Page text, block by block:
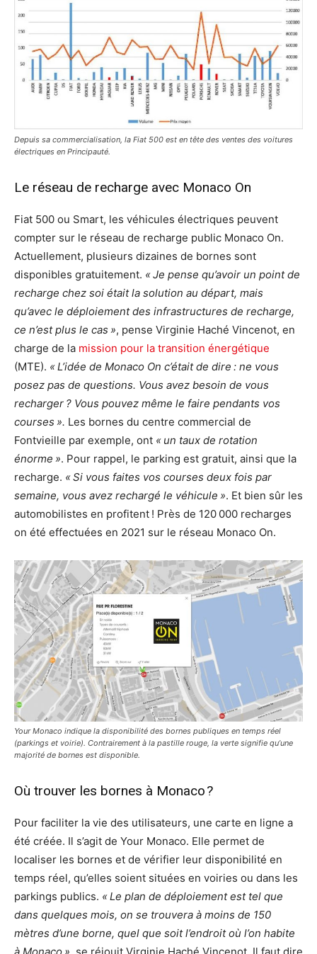
Depuis sa commercialisation, la Fiat 500 est en tête des ventes des voitures
électriques en Principauté.
Le réseau de recharge avec Monaco On
Fiat 500 ou Smart, les véhicules électriques peuvent
compter sur le réseau de recharge public Monaco On.
Actuellement, plusieurs dizaines de bornes sont
disponibles gratuitement. « Je pense qu’avoir un point de
recharge chez soi était la solution au départ, mais
qu’avec le déploiement des infrastructures de recharge,
ce n’est plus le cas », pense Virginie Haché Vincenot, en
charge de la mission pour la transition énergétique
(MTE). « L’idée de Monaco On c’était de dire : ne vous
posez pas de questions. Vous avez besoin de vous
recharger ? Vous pouvez même le faire pendants vos
courses ». Les bornes du centre commercial de
Fontvieille par exemple, ont « un taux de rotation
énorme ». Pour rappel, le parking est gratuit, ainsi que la
recharge. « Si vous faites vos courses deux fois par
semaine, vous avez rechargé le véhicule ». Et bien sûr les
automobilistes en profitent ! Près de 120 000 recharges
on été effectuées en 2021 sur le réseau Monaco On.
Your Monaco indique la disponibilité des bornes publiques en temps réel
(parkings et voirie). Contrairement à la pastille rouge, la verte signifie qu’une
majorité de bornes est disponible.
Où trouver les bornes à Monaco ?
Pour faciliter la vie des utilisateurs, une carte en ligne a
été créée. Il s’agit de Your Monaco. Elle permet de
localiser les bornes et de vérifier leur disponibilité en
temps réel, qu’elles soient situées en voiries ou dans les
parkings publics. « Le plan de déploiement est tel que
dans quelques mois, on se trouvera à moins de 150
mètres d’une borne, quel que soit l’endroit où l’on habite